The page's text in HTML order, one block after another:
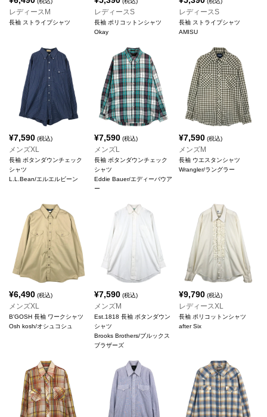
レディースM
長袖 ストライプシャツ
レディースS
長袖 ポリコットンシャツ
Okay
レディースS
長袖 ストライプシャツ
AMISU
¥7,590 (税込)
メンズXL
長袖 ボタンダウンチェック
シャツ
L.L.Bean/エルエルビーン
¥7,590(税込)
メンズL
長袖 ボタンダウンチェック
シャツ
Eddie Bauer/エディーバウア
ー
¥7,590 (税込)
メンズM
長袖 ウエスタンシャツ
Wrangler/ラングラー
¥6,490 (税込)
メンズXL
B'GOSH 長袖 ワークシャツ
Osh kosh/オシュコシュ
¥7,590(税込)
メンズM
Est.1818 長袖 ボタンダウン
シャツ
Brooks Brothers/ブルックス
ブラザーズ
¥9,790 (税込)
レディースXL
長袖 ポリコットンシャツ
after Six